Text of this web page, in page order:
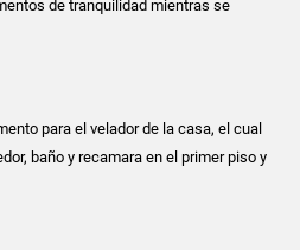
de tranquilidad mientras se
para el velador de la casa, el cual
baño y recamara en el primer piso y